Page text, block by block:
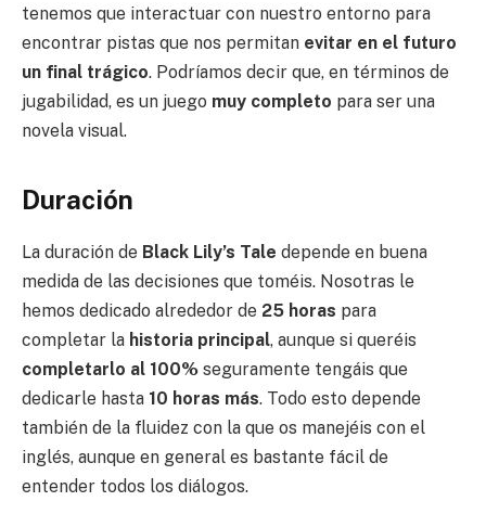
tenemos que interactuar con nuestro entorno para
encontrar pistas que nos permitan evitar en el futuro
un final trágico. Podríamos decir que, en términos de
jugabilidad, es un juego muy completo para ser una
novela visual.
Duración
La duración de Black Lily’s Tale depende en buena
medida de las decisiones que toméis. Nosotras le
hemos dedicado alrededor de 25 horas para
completar la historia principal, aunque si queréis
completarlo al 100% seguramente tengáis que
dedicarle hasta 10 horas más. Todo esto depende
también de la fluidez con la que os manejéis con el
inglés, aunque en general es bastante fácil de
entender todos los diálogos.